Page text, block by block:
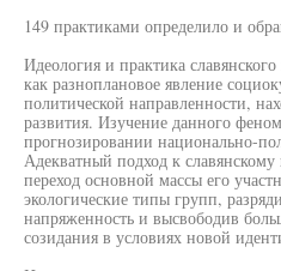
149 практиками определило и
Идеология и практика славянского
как разноплановое явление
политической направленности,
развития. Изучение данного
прогнозировании национально-
Адекватный подход к
переход основной массы его
экологические типы групп,
напряженность и высвободив
созидания в условиях новой